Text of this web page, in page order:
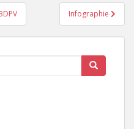
Infographie